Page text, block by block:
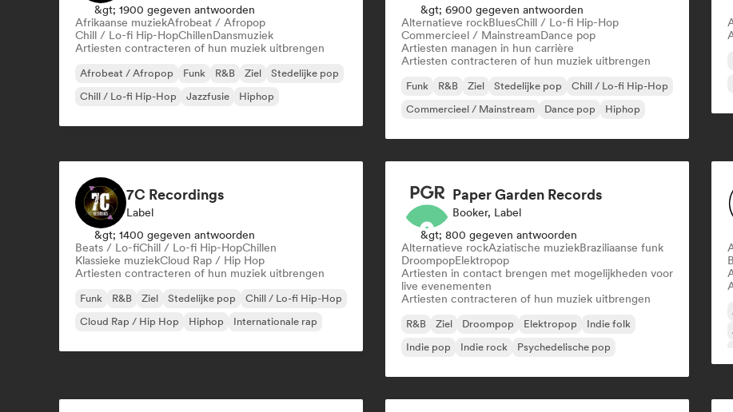
&gt; 1900 gegeven antwoorden
Afrikaanse muziekAfrobeat / Afropop
Chill / Lo-fi Hip-HopChillenDansmuziek
Artiesten contracteren of hun muziek uitbrengen
Afrobeat / Afropop Funk R&B Ziel
Stedelijke pop
Chill / Lo-fi Hip-Hop
Jazzfusie Hiphop
&gt; 6900 gegeven antwoorden
Alternatieve rockBluesChill / Lo-fi Hip-Hop
Commercieel / MainstreamDance pop
Artiesten managen in hun carrière
Artiesten contracteren of hun muziek uitbrengen
Funk R&B Ziel Stedelijke pop
Chill / Lo-fi Hip-Hop
Commercieel / Mainstream
Dance pop Hiphop
7C Recordings
Label
&gt; 1400 gegeven antwoorden
Beats / Lo-fiChill / Lo-fi Hip-HopChillen
Klassieke muziekCloud Rap / Hip Hop
Artiesten contracteren of hun muziek uitbrengen
Funk R&B Ziel Stedelijke pop
Chill / Lo-fi Hip-Hop
Cloud Rap / Hip Hop
Hiphop Internationale rap
Paper Garden Records
Booker, Label
&gt; 800 gegeven antwoorden
Alternatieve rockAziatische muziekBraziliaanse funk
DroompopElektropop
Artiesten in contact brengen met mogelijkheden voor
live evenementen
Artiesten contracteren of hun muziek uitbrengen
R&B Ziel Droompop Elektropop
Indie folk
Indie pop
Indie rock Psychedelische pop